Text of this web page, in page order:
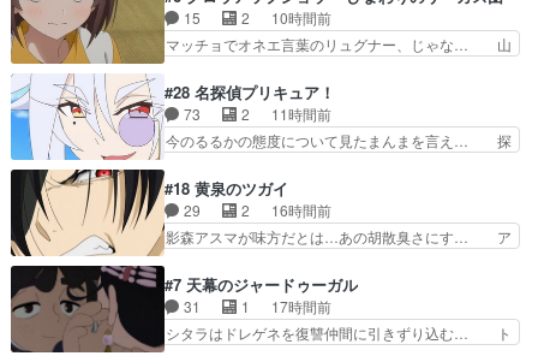
たかと思ったら先週の続き… ご視聴ありがとうご
ざいましたよかった、本…
きもいけどあれ横で見せつけられるのは… 玲夜の
前の婚約者鬼山桜子がめっちゃ別嬪さ… にゃんき
ちくんのお母さんが一番かわいいで… 花江さんが
いやイケメンが主人公にプレゼ… 「お願いがある
ときはキスでおねだりする」… 透子とにゃん吉の
馴れ初めを見れて良かった…
15 2
10時間前
マッチョでオネエ言葉のリュグナー、じゃな… 山
わりサーカスに突然現れた金髪の大男少… 伝説の
男の登場によって、山田の輝かしき過… お父さん
の相方登場回、良い回だったな。諏… 第６話をｄ
アニメストアで視聴しました。視… じゃがいもし
い公衆電話が出てきた。みず… おはようございま
す！瑞佳の正体が明かされ… 朝も昼もおやつもじ
ゃがいも尽くしの『ひま…
#28 名探偵プリキュア！
73 2
11時間前
今のるるかの態度について見たまんまを言え… 探
かりファントムのマスコットになってる… デッチ
アゲインはファントムの一員で、ロン… 謎の怪盗
デッチ·アゲイン登場!!一体何を… 戦闘作画はイマ
イチな回。次回過去編でそろ… 謎の敵「デッチ・
探偵」２８話がお辛かっ… デッチ・アゲイン、想
像以上に存在が爆弾す… 新幹部登場シリーズ恒例
の中盤幹部は番狂わ…
#18 黄泉のツガイ
29 2
16時間前
影森アスマが味方だとは…あの胡散臭さにす… ア
りアスマ(石田彰キャラ)は裏切り者た… 原作を読
むの我慢していてよかっただって顔… どんどん増
えるツガイツガイよりも腹黒い人… 夜桜は「顔で
損してる」って言うけど、声で… おかしいな石田
#7 天幕のジャードゥーガル
31 1
17時間前
シタラはドレゲネを復讐仲間に引きずり込む… ト